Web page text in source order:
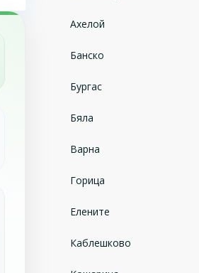
Ахелой
Банско
Бургас
Бяла
Варна
Горица
Елените
Каблешково